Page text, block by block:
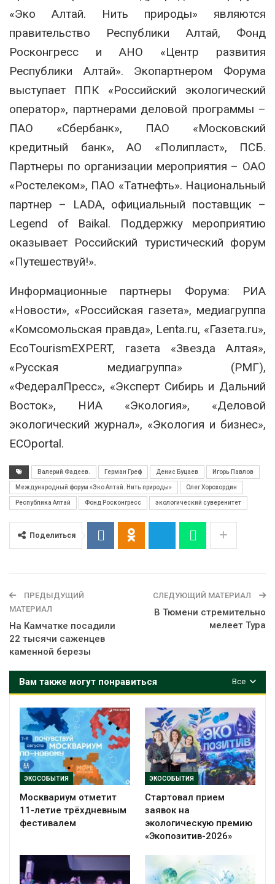
«Эко Алтай. Нить природы» являются
правительство Республики Алтай, Фонд
Росконгресс и АНО «Центр развития
Республики Алтай». Экопартнером Форума
выступает ППК «Российский экологический
оператор», партнерами деловой программы –
ПАО «Сбербанк», ПАО «Московский
кредитный банк», АО «Полипласт», ПСБ.
Партнеры по организации мероприятия – ОАО
«Ростелеком», ПАО «Татнефть». Национальный
партнер – LADA, официальный поставщик –
Legend of Baikal. Поддержку мероприятию
оказывает Российский туристический форум
«Путешествуй!».
Информационные партнеры Форума: РИА
«Новости», «Российская газета», медиагруппа
«Комсомольская правда», Lenta.ru, «Газета.ru»,
EcoTourismEXPERT, газета «Звезда Алтая»,
«Русская медиагруппа» (РМГ),
«ФедералПресс», «Эксперт Сибирь и Дальний
Восток», НИА «Экология», «Деловой
экологический журнал», «Экология и бизнес»,
ECOportal.
Валерий Фадеев. Герман Греф Денис Буцаев Игорь Павлов
Международный форум «Эко Алтай. Нить природы» Олег Хорохордин
Республика Алтай Фонд Росконгресс экологический суверенитет
Поделиться
ПРЕДЫДУЩИЙ
МАТЕРИАЛ
На Камчатке посадили
22 тысячи саженцев
каменной березы
СЛЕДУЮЩИЙ МАТЕРИАЛ
В Тюмени стремительно
мелеет Тура
Все
Вам также могут понравиться
ЭКОСОБЫТИЯ
Москвариум отметит
11-летие трёхдневным
фестивалем
ЭКОСОБЫТИЯ
Стартовал прием
заявок на
экологическую премию
«Экопозитив-2026»